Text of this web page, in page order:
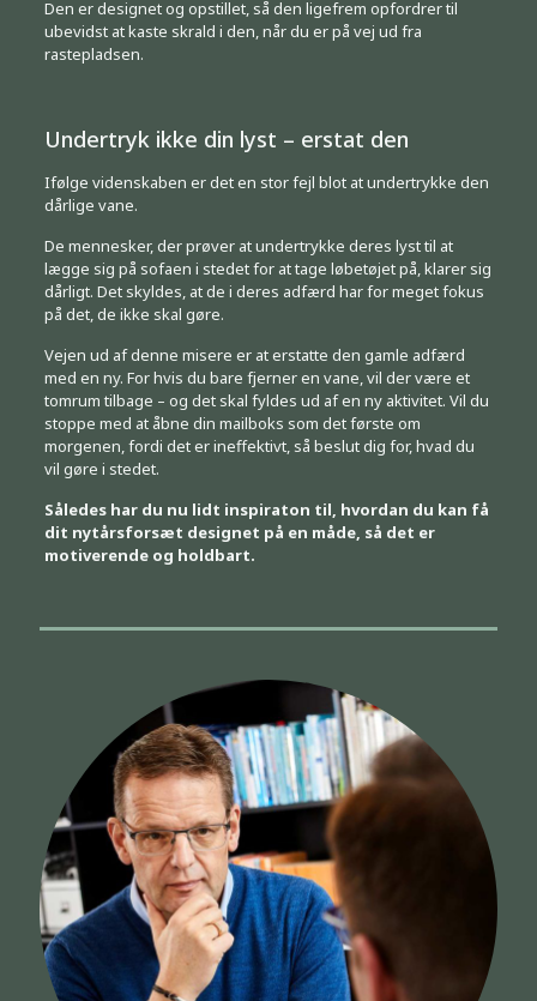
Den er designet og opstillet, så den ligefrem opfordrer til
ubevidst at kaste skrald i den, når du er på vej ud fra
rastepladsen.
Undertryk ikke din lyst – erstat den
Ifølge videnskaben er det en stor fejl blot at undertrykke den
dårlige vane.
De mennesker, der prøver at undertrykke deres lyst til at
lægge sig på sofaen i stedet for at tage løbetøjet på, klarer sig
dårligt. Det skyldes, at de i deres adfærd har for meget fokus
på det, de ikke skal gøre.
Vejen ud af denne misere er at erstatte den gamle adfærd
med en ny. For hvis du bare fjerner en vane, vil der være et
tomrum tilbage – og det skal fyldes ud af en ny aktivitet. Vil du
stoppe med at åbne din mailboks som det første om
morgenen, fordi det er ineffektivt, så beslut dig for, hvad du
vil gøre i stedet.
Således har du nu lidt inspiraton til, hvordan du kan få
dit nytårsforsæt designet på en måde, så det er
motiverende og holdbart.